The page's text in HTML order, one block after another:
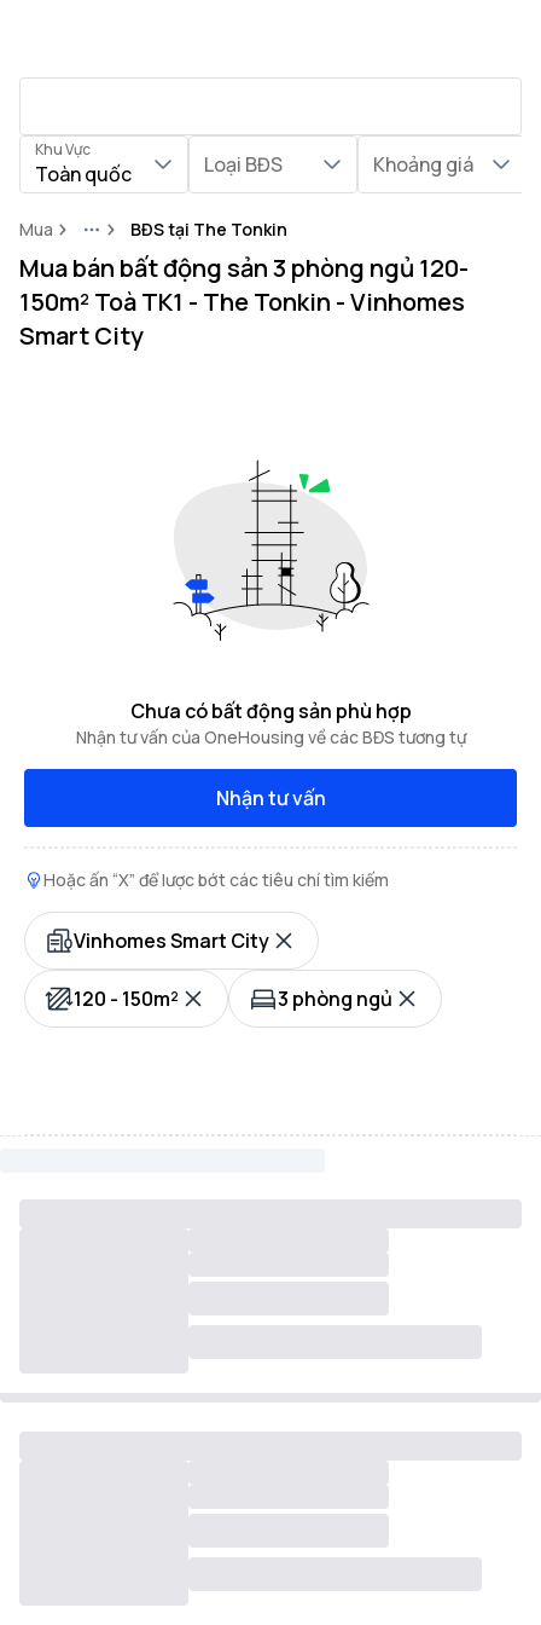
Khu Vực
Toàn quốc Loại BĐS Khoảng giá
Mua MoreBĐS tại The Tonkin
Mua bán bất động sản 3 phòng ngủ 120-
150m² Toà TK1 - The Tonkin - Vinhomes
Smart City
Chưa có bất động sản phù hợp
Nhận tư vấn của OneHousing về các BĐS tương tự
Nhận tư vấn
Hoặc ấn “X” để lược bớt các tiêu chí tìm kiếm
Vinhomes Smart City
120 - 150m² 3 phòng ngủ